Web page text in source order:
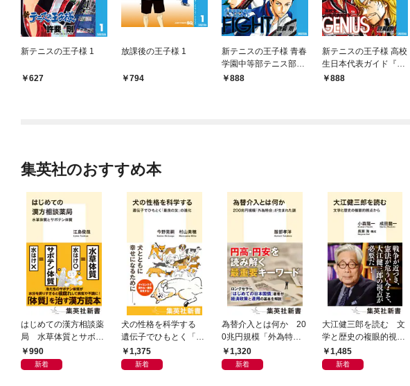
新テニスの王子様 1
627
放課後の王子様 1
794
新テニスの王子様 青春
学園中等部テニス部ガ
イド『FIGHT』
888
新テニスの王子様 高校
生日本代表ガイド『G
ENIUS』
888
集英社のおすすめ本
はじめての漢方相談薬
局 水草体質とサボテ
ン体質
990
新着
犬の性格を科学する
遺伝子でひもとく「最
良の友」の進化
1,375
新着
為替介入とは何か 20
0兆円規模「外為特
会」が生まれた謎
1,320
新着
大江健三郎を読む 文
学と歴史の複眼的視点
から1,485
新着